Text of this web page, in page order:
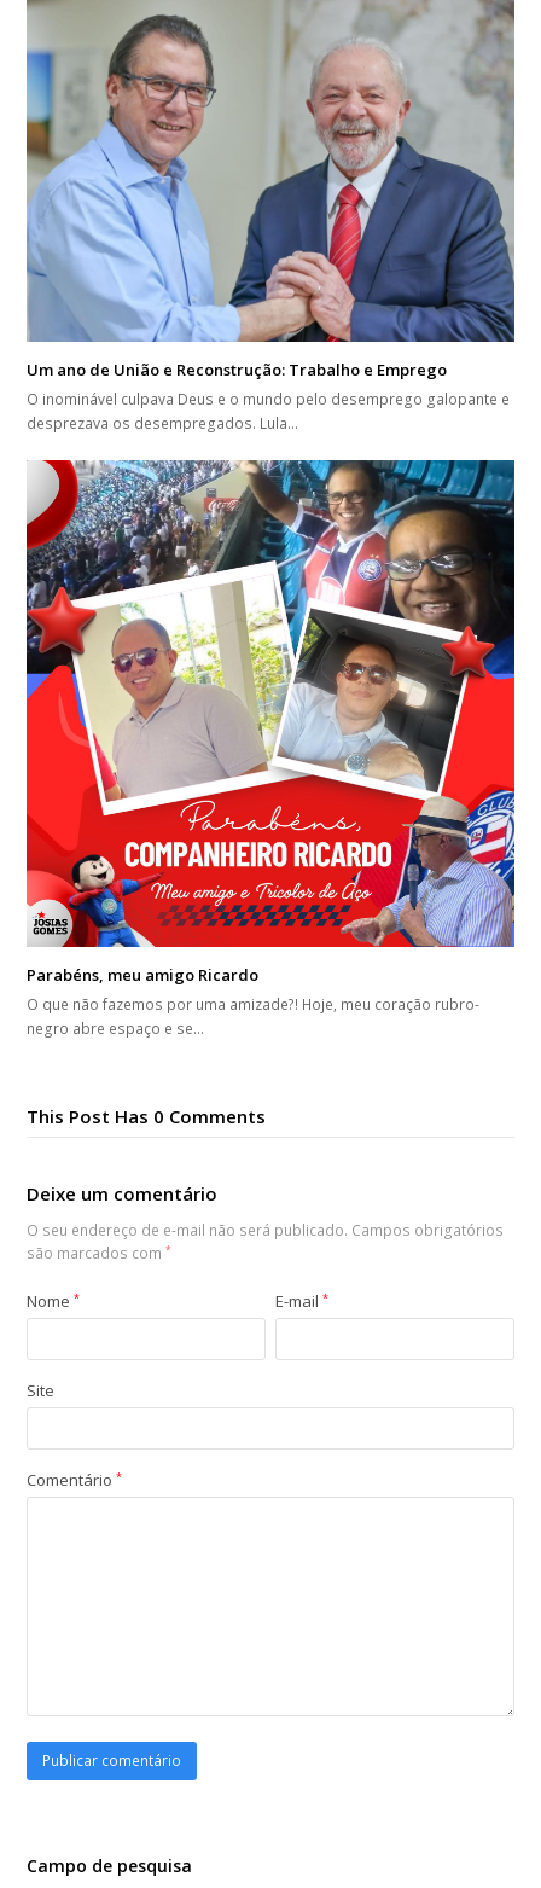
Um ano de União e Reconstrução: Trabalho e Emprego
O inominável culpava Deus e o mundo pelo desemprego galopante e
desprezava os desempregados. Lula…
Parabéns, meu amigo Ricardo
O que não fazemos por uma amizade?! Hoje, meu coração rubro-
negro abre espaço e se…
This Post Has 0 Comments
Deixe um comentário
O seu endereço de e-mail não será publicado. Campos obrigatórios
são marcados com*
Nome* E-mail*
Site
Comentário*
Campo de pesquisa